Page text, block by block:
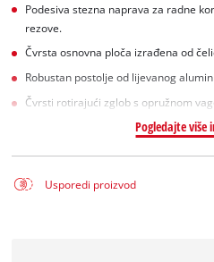
Podesiva stezna naprava za radne
rezove.
Čvrsta osnovna ploča izrađena od
Robustan postolje od lijevanog
Čvrsti rotirajući zglob s opružnom
Pogledajte više
Usporedi proizvod